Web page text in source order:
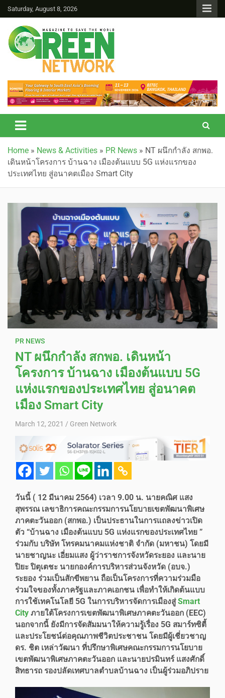
Saturday, August 8, 2026
Green Network
Home » News & Activities » PR News » NT ผนึกกำลัง สกพอ.
เดินหน้าโครงการ บ้านฉาง เมืองต้นแบบ 5G แห่งแรกของ
ประเทศไทย สู่อนาคตเมือง Smart City
PR NEWS
NT ผนึกกำลัง สกพอ. เดินหน้า
โครงการ บ้านฉาง เมืองต้นแบบ 5G
แห่งแรกของประเทศไทย สู่อนาคต
เมือง Smart City
March 12, 2021 Green Network
วันนี้ ( 12 มีนาคม 2564) เวลา 9.00 น. นายคณิศ แสง
สุพรรณ เลขาธิการคณะกรรมการนโยบายเขตพัฒนาพิเศษ
ภาคตะวันออก (สกพอ.) เป็นประธานในการแถลงข่าวเปิด
ตัว “บ้านฉาง เมืองต้นแบบ 5G แห่งแรกของประเทศไทย ”
ร่วมกับ บริษัท โทรคมนาคมแห่งชาติ จำกัด (มหาชน) โดยมี
นายชาญนะ เอี่ยมแสง ผู้ว่าราชการจังหวัดระยอง และนาย
ปิยะ ปิตุเตชะ นายกองค์การบริหารส่วนจังหวัด (อบจ.)
ระยอง ร่วมเป็นสักขีพยาน ถือเป็นโครงการที่ความร่วมมือ
ร่วมใจของทั้งภาครัฐและภาคเอกชน เพื่อทำให้เกิดต้นแบบ
การใช้เทคโนโลยี 5G ในการบริหารจัดการเมืองสู่Smart
City ภายใต้โครงการเขตพัฒนาพิเศษภาคตะวันออก (EEC)
นอกจากนี้ ยังมีการจัดสัมมนาให้ความรู้เรื่อง 5G สมาร์ทซิตี้
และประโยชน์ต่อคุณภาพชีวิตประชาชน โดยมีผู้เชี่ยวชาญ
ดร. ชิต เหล่าวัฒนา ที่ปรึกษาพิเศษคณะกรรมการนโยบาย
เขตพัฒนาพิเศษภาคตะวันออก และนายปรมินทร์ แสงศักดิ์
สิทธารถ รองปลัดเทศบาลตำบลบ้านฉาง เป็นผู้ร่วมอภิปราย